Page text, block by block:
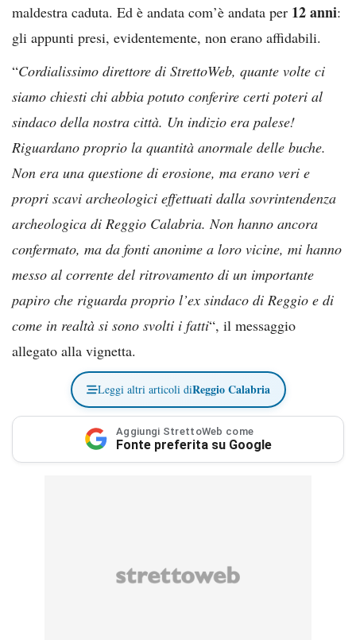
maldestra caduta. Ed è andata com’è andata per 12 anni:
gli appunti presi, evidentemente, non erano affidabili.
“Cordialissimo direttore di StrettoWeb, quante volte ci
siamo chiesti chi abbia potuto conferire certi poteri al
sindaco della nostra città. Un indizio era palese!
Riguardano proprio la quantità anormale delle buche.
Non era una questione di erosione, ma erano veri e
propri scavi archeologici effettuati dalla sovrintendenza
archeologica di Reggio Calabria. Non hanno ancora
confermato, ma da fonti anonime a loro vicine, mi hanno
messo al corrente del ritrovamento di un importante
papiro che riguarda proprio l’ex sindaco di Reggio e di
come in realtà si sono svolti i fatti“, il messaggio
allegato alla vignetta.
Leggi altri articoli diReggio Calabria
Aggiungi StrettoWeb come
Fonte preferita su Google